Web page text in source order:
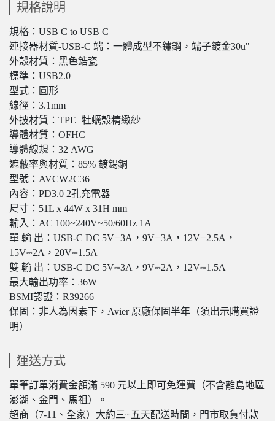
規格說明
規格：USB C to USB C
連接器材質-USB-C 端：一體成型不鏽鋼，端子鍍金30u"
外殼材質：黑色鋯瓷
標準：USB2.0
型式：圓形
線徑：3.1mm
外披材質：TPE+牡蠣殼精緻紗
導體材質：OFHC
導體線規：32 AWG
遮蔽率與材質：85% 鍍錫銅
型號：AVCW2C36
內容：PD3.0 2孔充電器
尺寸：51L x 44W x 31H mm
輸入：AC 100~240V~50/60Hz 1A
單 輸 出：USB-C DC 5V⎓3A，9V⎓3A，12V⎓2.5A，
15V⎓2A，20V⎓1.5A
雙 輸 出：USB-C DC 5V⎓3A，9V⎓2A，12V⎓1.5A
最大輸出功率：36W
BSMI認證：R39266
保固：非人為因素下，Avier 原廠保固半年（須出示購買證
明）
運送方式
單筆訂單消費金額滿 590 元以上即可免運費（不含離島地區
澎湖、金門、馬祖）。
超商（7-11、全家）大約三~五天配送時間，門市取貨付款